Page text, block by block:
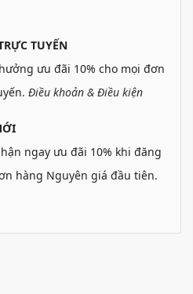
TUYẾN
ưu đãi 10% cho mọi đơn
Điều khoản & Điều kiện
ngay ưu đãi 10% khi đăng
hàng Nguyên giá đầu tiên.